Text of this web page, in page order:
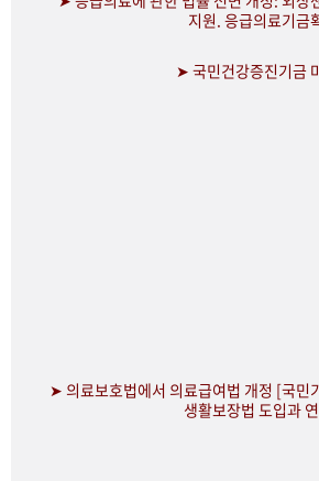
지원. 응급의료기금
➤ 국민건강증진기금
➤ 의료보호법에서 의료급여법 개정 [국민
생활보장법 도입과